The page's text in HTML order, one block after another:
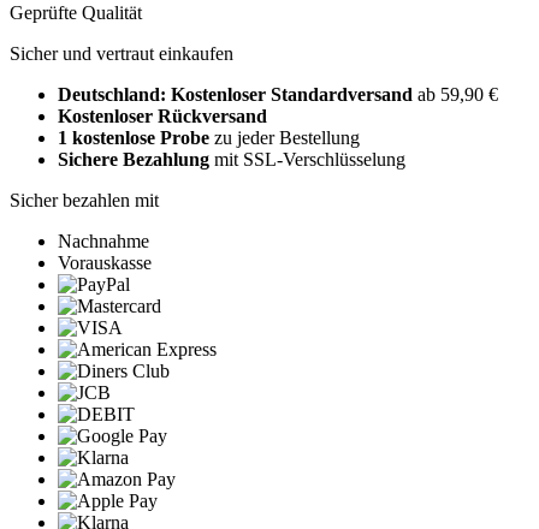
Geprüfte Qualität
Sicher und vertraut einkaufen
Deutschland: Kostenloser Standardversand ab 59,90 €
Kostenloser Rückversand
1 kostenlose Probe zu jeder Bestellung
Sichere Bezahlung mit SSL-Verschlüsselung
Sicher bezahlen mit
Nachnahme
Vorauskasse